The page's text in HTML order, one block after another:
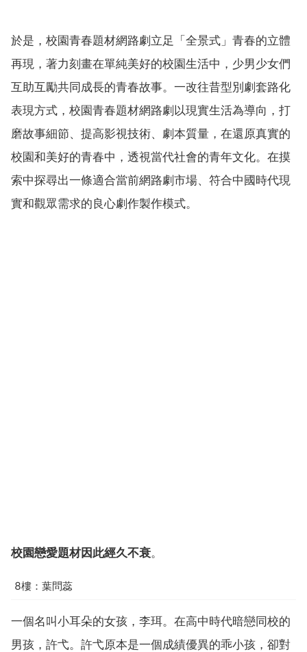
於是，校園青春題材網路劇立足「全景式」青春的立體
再現，著力刻畫在單純美好的校園生活中，少男少女們
互助互勵共同成長的青春故事。一改往昔型別劇套路化
表現方式，校園青春題材網路劇以現實生活為導向，打
磨故事細節、提高影視技術、劇本質量，在還原真實的
校園和美好的青春中，透視當代社會的青年文化。在摸
索中探尋出一條適合當前網路劇市場、符合中國時代現
實和觀眾需求的良心劇作製作模式。
校園戀愛題材因此經久不衰。
8樓：葉問蕊
一個名叫小耳朵的女孩，李珥。在高中時代暗戀同校的
男孩，許弋。許弋原本是一個成績優異的乖小孩，卻對